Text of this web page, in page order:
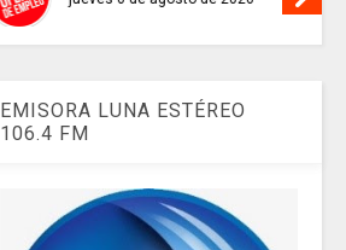
EMISORA LUNA ESTÉREO
106.4 FM